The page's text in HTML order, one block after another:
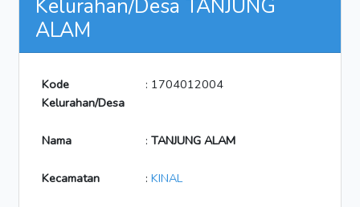
Kelurahan/Desa TANJUNG
ALAM
Kode
Kelurahan/Desa
: 1704012004
Nama : TANJUNG ALAM
Kecamatan : KINAL